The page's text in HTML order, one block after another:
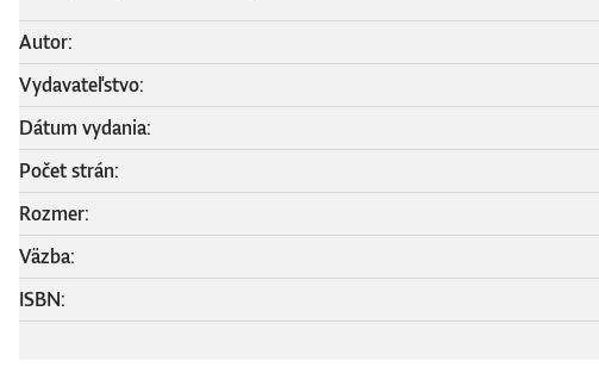
Autor:
Vydavateľstvo:
Dátum vydania:
Počet strán:
Rozmer:
Väzba:
ISBN: